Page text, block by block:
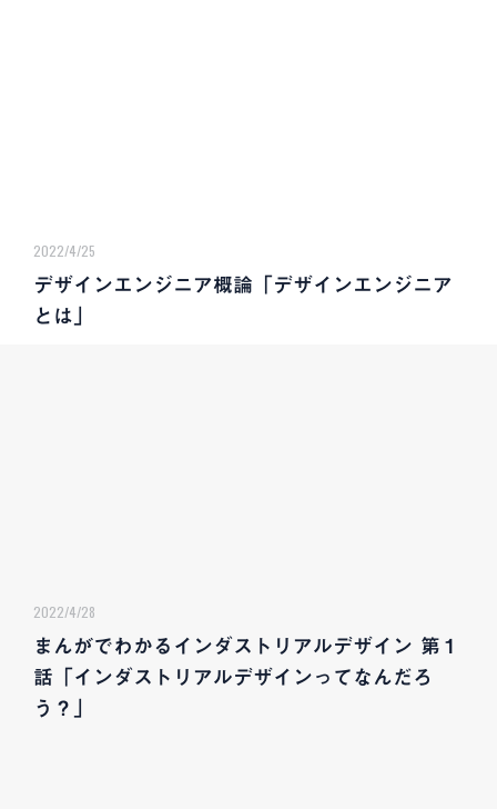
2022/4/25
デザインエンジニア概論「デザインエンジニア
とは」
2022/4/28
まんがでわかるインダストリアルデザイン 第１
話「インダストリアルデザインってなんだろ
う？」